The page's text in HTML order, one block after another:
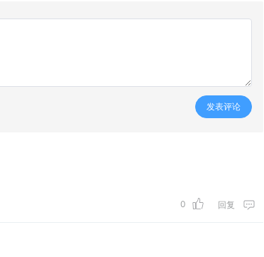
发表评论
0 回复